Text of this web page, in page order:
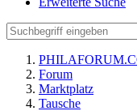
Forum
Marktplatz
Tausche